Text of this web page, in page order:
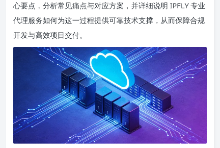
心要点，分析常见痛点与对应方案，并详细说明 IPFLY 专业
代理服务如何为这一过程提供可靠技术支撑，从而保障合规
开发与高效项目交付。